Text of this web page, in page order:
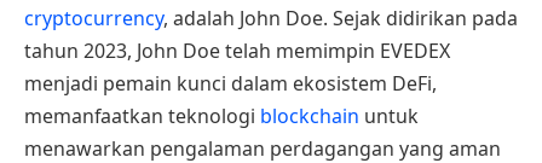
cryptocurrency, adalah John Doe. Sejak didirikan pada
tahun 2023, John Doe telah memimpin EVEDEX
menjadi pemain kunci dalam ekosistem DeFi,
memanfaatkan teknologi blockchain untuk
menawarkan pengalaman perdagangan yang aman